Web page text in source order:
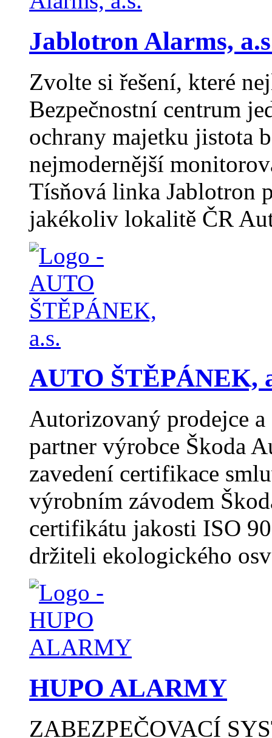
Jablotron Alarms,
Zvolte si řešení, které
Bezpečnostní centrum
ochrany majetku jistota
nejmodernější
Tísňová linka Jablotron
jakékoliv lokalitě ČR
AUTO ŠTĚPÁNEK,
Autorizovaný prodejce
partner výrobce Škoda
zavedení certifikace
výrobním závodem
certifikátu jakosti ISO
držiteli ekologického
HUPO ALARMY
ZABEZPEČOVACÍ